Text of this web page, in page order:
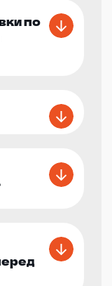
по